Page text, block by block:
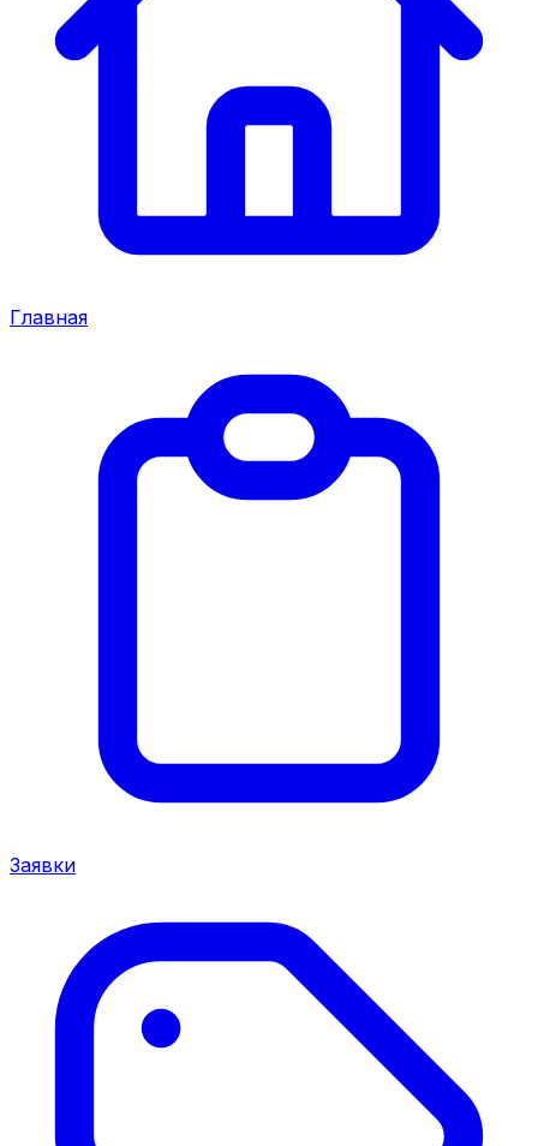
Главная
Заявки